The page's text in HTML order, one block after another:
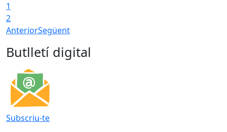
1
2
AnteriorSegüent
Butlletí digital
Subscriu-te